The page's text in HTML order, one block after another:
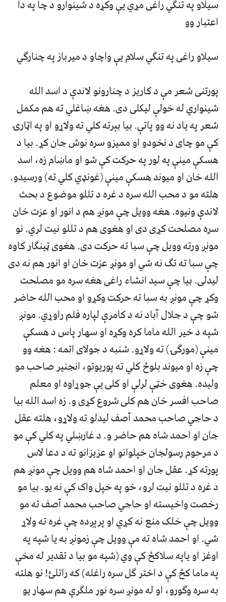
سيلاو په تنگي راغى مړي يې وکړه د شينوارو د چا په دا
اعتبار وو
سيلاو راغى په تنگي سلام يې واچاو د ميرباز په چنارگي
پورتنى شعر مې د کاريز د چنارونو لاندې د اسد الله
شينواري له خولې ليکلى دى. هغه ښاغلي ته هم مکمل
شعر په ياد نه وو پاتې. بيا بېرته کلي ته ولاړو او په اټارۍ
کې مو چاى د نخودو او مميزو سره نوش جان کړ. بيا د
هسکې مينې په لور په حرکت کې شو او ماښام زه، اسد
الله خان او ميوند هسکې مينې (غونډي کلي ته) ورسيدو.
هلته مو د محب الله سره د غره د تللو موضوع د بحث
لاندې ونيوه. هغه وويل چې مونږ هم د انور او عزت خان
سره مصلحت کړى دى او هغوى هم د تللو نيت لري. نو
مونږ ورته وويل چې سبا ته حرکت دى. هغوى ټينگار کاوه
چې سبا ته تگ نه شي او مونږ عزت خان او انور هم نه دى
ليدلى. بيا چې سيد انشاء راغى هغه سره مو مصلحت
وکړ چې مونږ به سبا ته حرکت وکړو او محب الله حاضر
شو چې د جلال آباد نه د کامرې لپاره فلم راوړي. مونږ
شپه د خير الله ماما کره وکړه او سهار پاس د هسکې
مينې (مورگۍ) ته ولاړو. شنبه د جولاى اتمه : هغه وو
چې زه او ميوند بلوڅ کلي ته پوريوتو، انجنير صاحب مو
وليده. هغوى خټې لرلې او کلى يې جوړاوه او معلم
صاحب افسر خان هم کلى شروع کړى و. زه اسد الله بيا
د حاجي صاحب محمد آصف ليدلو ته ولاړو، هلته عقل
جان او احمد شاه هم حاضر و. د غارښلي په کلي کې مو
د مرحوم رسولجان خپلوانو او عزيزانو ته د دعا لاس
پورته کړ. عقل جان او احمد شاه هم وويل چې مونږ هم
د غره د تللو نيت لرو، خو په خپل واک کې نه يو. بيا مو
رخصت واخيسته او حاجي صاحب محمد آصف ته مو
وويل چې خلک منع نه کړي او پرېږده چې غره ته ولاړ
شي. او احمد شاه ته مې وويل چې زمونږ به يا شپه په
اوغز او ياپه سلاکڅ کې وي (شپه مو بيا د تقدير له مخې
په ماما کڅ کې د اختر گل سره راغله) که راتلئ! نو هلته
به سره وگورو، او له مونږ سره نور ملگري هم سهار يو